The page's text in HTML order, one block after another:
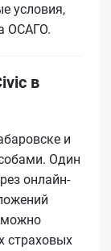
условия,
ОСАГО.
в
и
Один
онлайн-
можно
страховых